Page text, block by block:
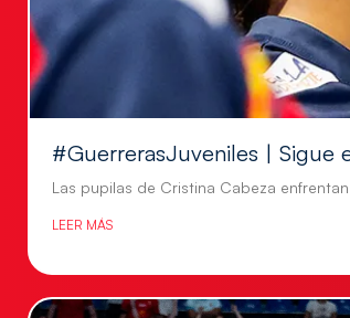
#GuerrerasJuveniles | Sigue
Las pupilas de Cristina Cabeza
LEER MÁS